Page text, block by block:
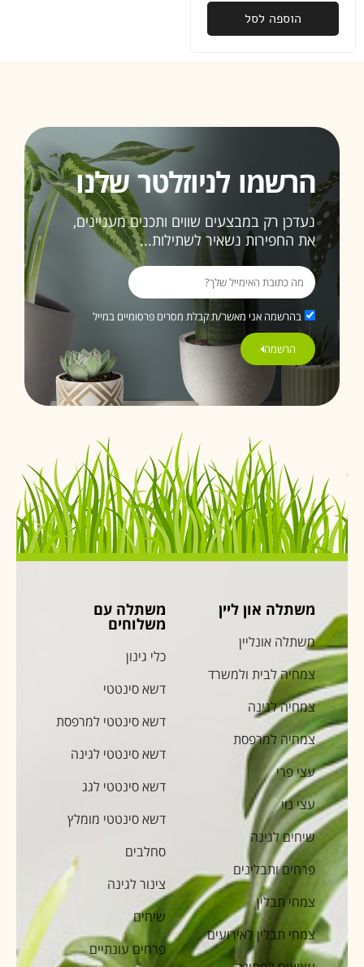
הוספה לסל
הרשמו לניוזלטר שלנו
נעדכן רק במבצעים שווים ותכנים מעניינים,
את החפירות נשאיר לשתילות...
בהרשמה אני מאשר/ת קבלת מסרים פרסומיים במייל
הרשמה
משתלה און ליין
משתלה אונליין
צמחיה לבית ולמשרד
צמחיה לגינה
צמחיה למרפסת
עצי פרי
עצי נוי
שיחים לגינה
פרחים ותבלינים
צמחי תבלין
צמחי תבלין לאירועים
משתלה עם
משלוחים
כלי גינון
דשא סינטטי
דשא סינטטי למרפסת
דשא סינטטי לגינה
דשא סינטטי לגג
דשא סינטטי מומלץ
סחלבים
צינור לגינה
שיחים
פרחים עונתיים